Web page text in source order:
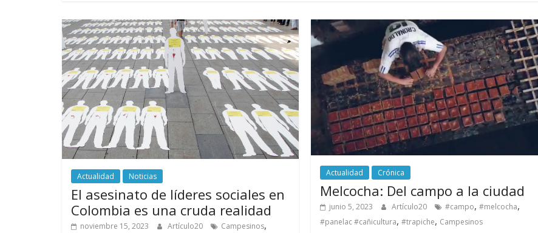
Actualidad Noticias
El asesinato de líderes sociales en
Colombia es una cruda realidad
noviembre 15, 2023 Artículo20 Campesinos,
Actualidad Crónica
Melcocha: Del campo a la ciudad
junio 5, 2023 Artículo20 #campo,#melcocha,
#panelac #cañicultura,#trapiche, Campesinos